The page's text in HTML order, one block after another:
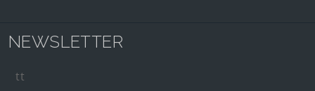
NEWSLETTER
tt